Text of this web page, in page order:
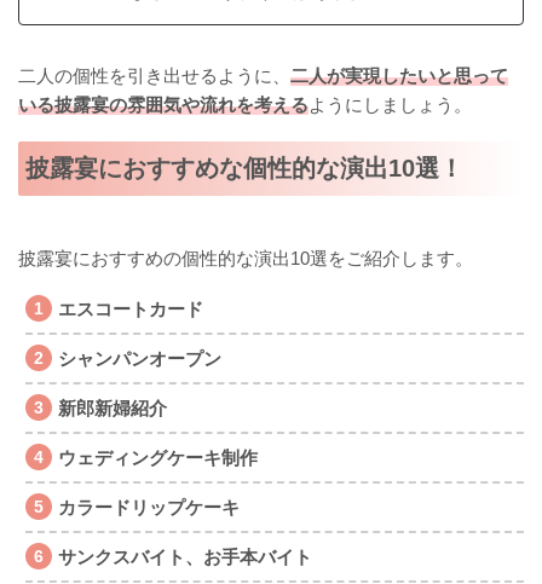
二人の個性を引き出せるように、 二人が実現したいと思って
いる披露宴の雰囲気や流れを考えるようにしましょう。
披露宴におすすめな個性的な演出10選！
披露宴におすすめの個性的な演出10選をご紹介します。
エスコートカード
シャンパンオープン
新郎新婦紹介
ウェディングケーキ制作
カラードリップケーキ
サンクスバイト、お手本バイト